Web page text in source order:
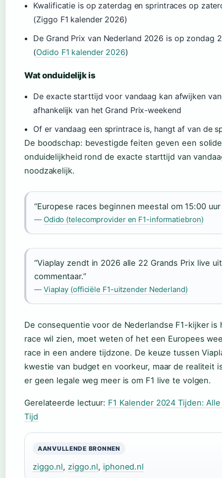
Kwalificatie is op zaterdag en sprintraces op
(Ziggo F1 kalender 2026)
De Grand Prix van Nederland 2026 is op zondag
(Odido F1 kalender 2026)
Wat onduidelijk is
De exacte starttijd voor vandaag kan afwijken
afhankelijk van het Grand Prix-weekend
Of er vandaag een sprintrace is, hangt af van de
De boodschap: bevestigde feiten geven een
onduidelijkheid rond de exacte starttijd van
noodzakelijk.
“Europese races beginnen meestal om 15:00
— Odido (telecomprovider en F1-informatiebron)
“Viaplay zendt in 2026 alle 22 Grands Prix live
commentaar.”
— Viaplay (officiële F1-uitzender Nederland)
De consequentie voor de Nederlandse F1-kijker is
race wil zien, moet weten of het een Europees
race in een andere tijdzone. De keuze tussen
kwestie van budget en voorkeur, maar de realiteit
er geen legale weg meer is om F1 live te volgen.
Gerelateerde lectuur: F1 Kalender 2024 Tijden:
Tijd
AANVULLENDE BRONNEN
ziggo.nl, ziggo.nl, iphoned.nl